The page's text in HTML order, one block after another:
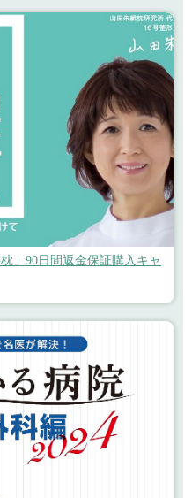
」90日間返金保証購入キャ